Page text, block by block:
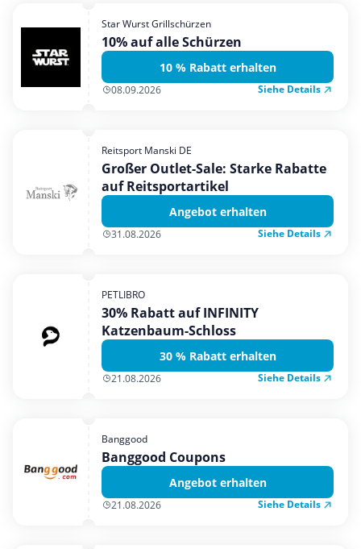
Mobilfunk & Internet
Mode & Accessoires
Shopping
Urlaub & Reise
Star Wurst Grillschürzen
10% auf alle Schürzen
10 % Rabatt erhalten
08.09.2026 Siehe Details
Reitsport Manski DE
Großer Outlet-Sale: Starke Rabatte
auf Reitsportartikel
Angebot erhalten
31.08.2026 Siehe Details
PETLIBRO
30% Rabatt auf INFINITY
Katzenbaum-Schloss
30 % Rabatt erhalten
21.08.2026 Siehe Details
Banggood
Banggood Coupons
Angebot erhalten
21.08.2026 Siehe Details